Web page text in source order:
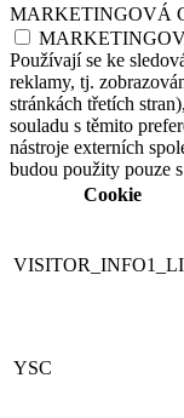
MARKETINGOVÁ
Používají se ke
reklamy, tj.
stránkách třetích
souladu s těmito
nástroje externích
budou použity pouze
Cookie
YSC